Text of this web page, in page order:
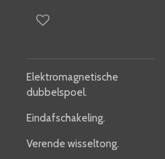
Elektromagnetische
dubbelspoel.
Eindafschakeling.
Verende wisseltong.